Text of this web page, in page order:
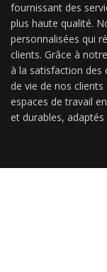
fournissant des
plus haute qualité.
personnalisées qui
clients. Grâce à
à la satisfaction des
de vie de nos
espaces de travail
et durables,